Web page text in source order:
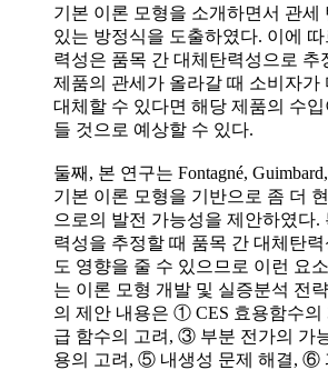
기본 이론 모형을 소개하면서 관세
있는 방정식을 도출하였다. 이에
력성은 품목 간 대체탄력성으로 추
제품의 관세가 올라갈 때 소비자가
대체할 수 있다면 해당 제품의 수
들 것으로 예상할 수 있다.
둘째, 본 연구는 Fontagné,
기본 이론 모형을 기반으로 좀 더
으로의 발전 가능성을 제안하였다.
력성을 추정할 때 품목 간 대체탄
도 영향을 줄 수 있으므로 이런 요
는 이론 모형 개발 및 실증분석 전
의 제안 내용은 ① CES 효용함수
급 함수의 고려, ③ 부분 전가의 가
용의 고려, ⑤ 내생성 문제 해결, ⑥